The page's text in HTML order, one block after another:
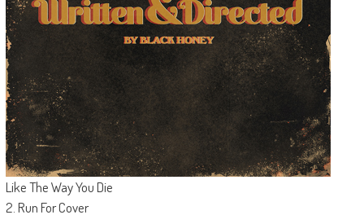
Like The Way You Die
2. Run For Cover